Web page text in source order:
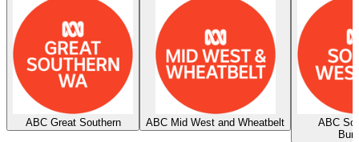
ABC Great Southern ABC Mid West and Wheatbelt
ABC